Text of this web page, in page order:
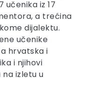
učenika iz 17
a trećina
dijalektu.
učenike
hrvatska i
i njihovi
izletu u